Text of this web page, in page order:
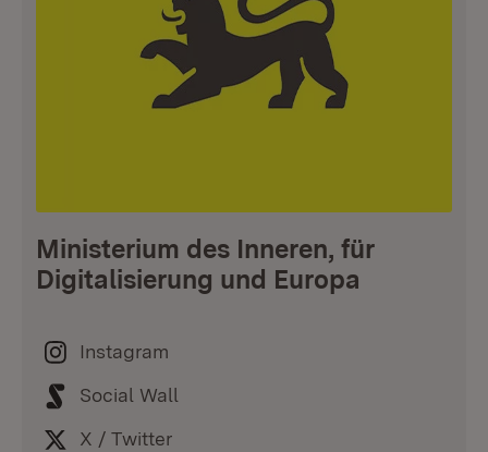
Ministerium des Inneren, für
Digitalisierung und Europa
Instagram
Social Wall
X / Twitter